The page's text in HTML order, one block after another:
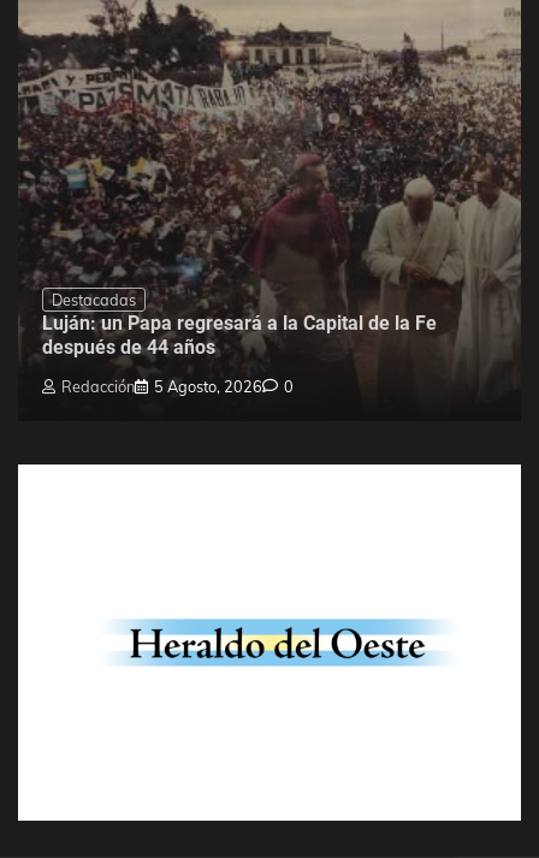
Destacadas
Luján: un Papa regresará a la Capital de la Fe
después de 44 años
Redacción 5 Agosto, 2026 0